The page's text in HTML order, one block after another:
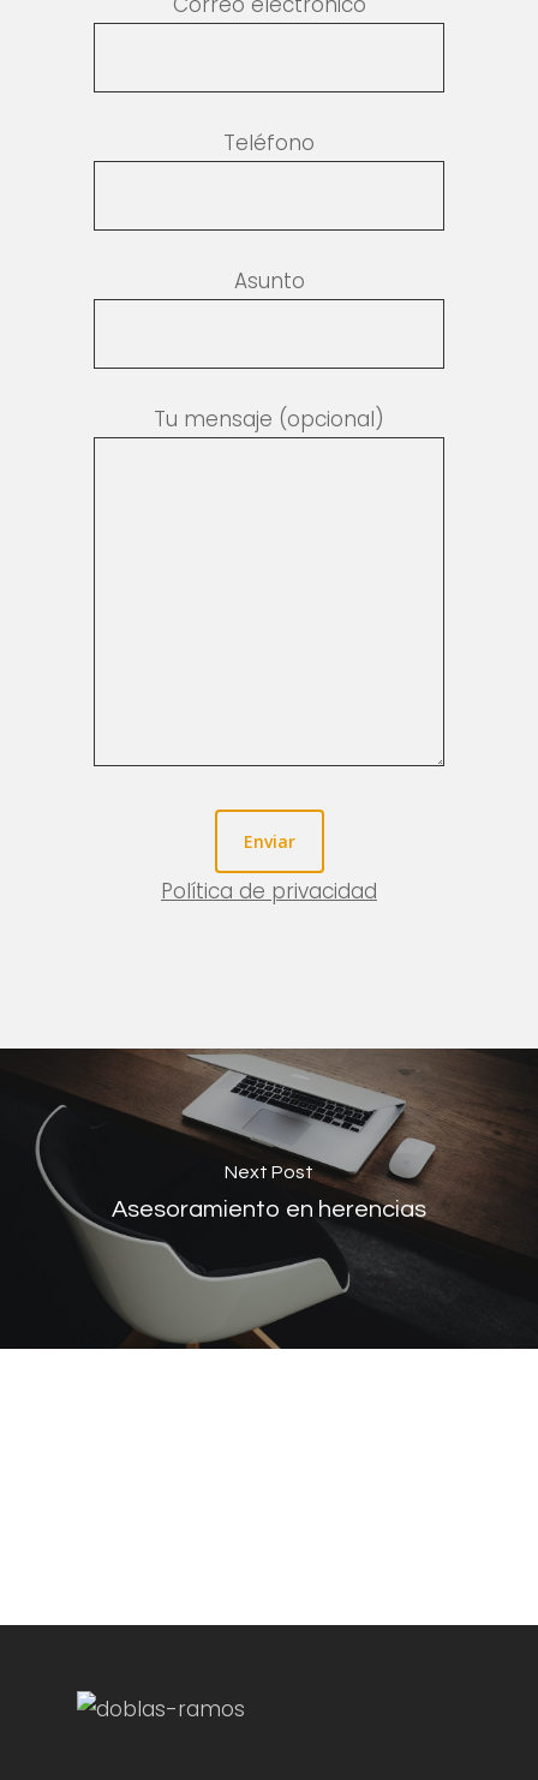
Teléfono
Asunto
Tu mensaje (opcional)
Política de privacidad
Next Post
Asesoramiento en herencias